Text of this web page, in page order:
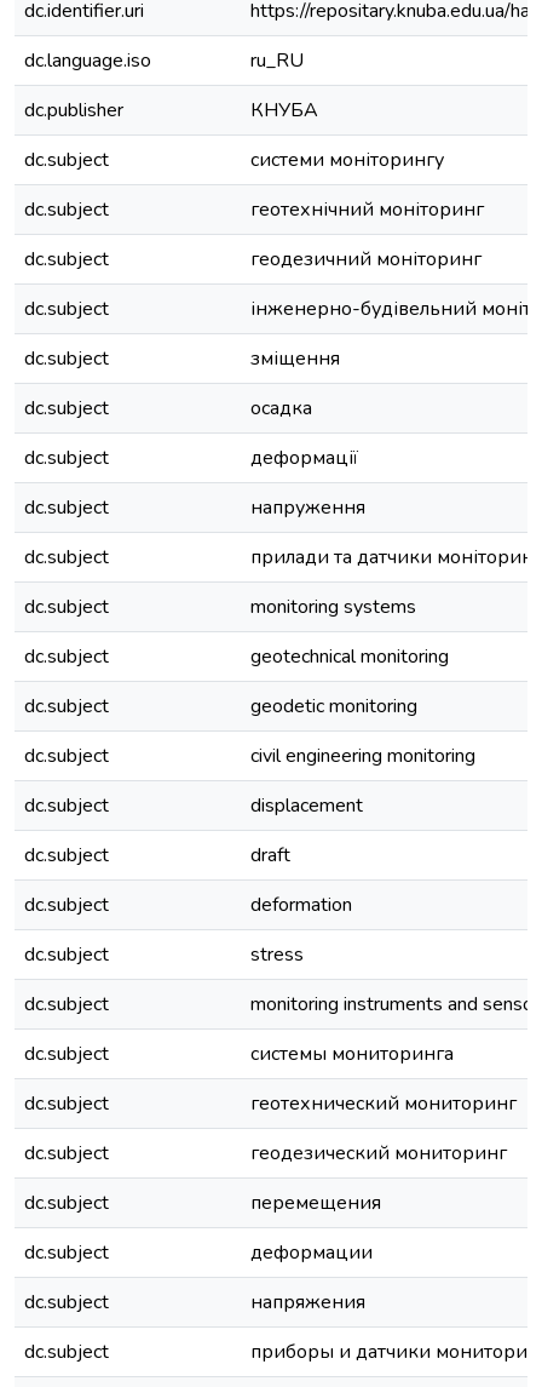
dc.identifier.uri
https://repositary.knuba.edu.ua/
dc.language.iso
ru_RU
dc.publisher
КНУБА
dc.subject
системи моніторингу
dc.subject
геотехнічний моніторинг
dc.subject
геодезичний моніторинг
dc.subject
інженерно-будівельний
dc.subject
зміщення
dc.subject
осадка
dc.subject
деформації
dc.subject
напруження
dc.subject
прилади та датчики
dc.subject
monitoring systems
dc.subject
geotechnical monitoring
dc.subject
geodetic monitoring
dc.subject
civil engineering monitoring
dc.subject
displacement
dc.subject
draft
dc.subject
deformation
dc.subject
stress
dc.subject
monitoring instruments and
dc.subject
системы мониторинга
dc.subject
геотехнический мониторинг
dc.subject
геодезический мониторинг
dc.subject
перемещения
dc.subject
деформации
dc.subject
напряжения
dc.subject
приборы и датчики